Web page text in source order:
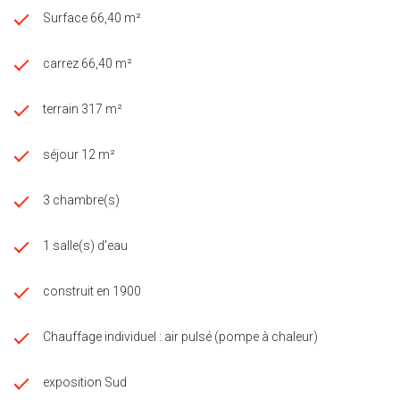
06.59.24.28.52 ou par mail : a.sobczak@swixim.com.
présentation d'un client qualifié.
disponibles sur le site Géorisques http://www.georisques.gouv.fr
Surface 66,40 m²
carrez 66,40 m²
terrain 317 m²
séjour 12 m²
3 chambre(s)
1 salle(s) d'eau
construit en 1900
Chauffage individuel : air pulsé (pompe à chaleur)
exposition Sud